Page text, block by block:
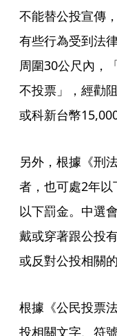
不能替公投宣傳
有些行為受到法
周圍30公尺內，
不投票」，經勸
或科新台幣
另外，根據《刑
者，也可處2年
以下罰金。中選
戴或穿著跟公投
或反對公投相關
根據《公民投票
投相關文字、符